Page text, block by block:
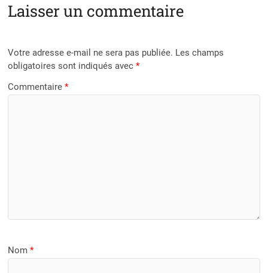
Laisser un commentaire
Votre adresse e-mail ne sera pas publiée. Les champs
obligatoires sont indiqués avec*
Commentaire*
Nom*